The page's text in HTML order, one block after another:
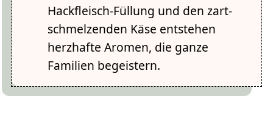
Hackfleisch-Füllung und den zart-
schmelzenden Käse entstehen
herzhafte Aromen, die ganze
Familien begeistern.